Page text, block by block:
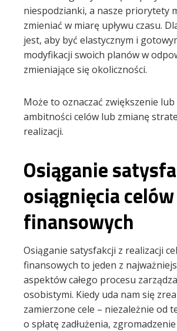
niespodzianki, a nasze priorytety
zmieniać w miarę upływu czasu.
jest, aby być elastycznym i
modyfikacji swoich planów w
zmieniające się okoliczności.
Może to oznaczać zwiększenie
ambitności celów lub zmianę
realizacji.
Osiąganie
osiągnięcia celów
finansowych
Osiąganie satysfakcji z realizacji
finansowych to jeden z
aspektów całego procesu
osobistymi. Kiedy uda nam się
zamierzone cele – niezależnie od
o spłatę zadłużenia,